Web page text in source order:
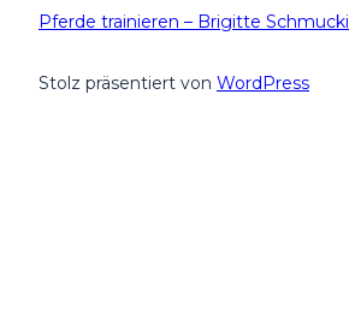
Pferde trainieren – Brigitte Schmucki
Stolz präsentiert von WordPress